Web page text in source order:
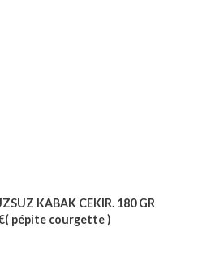
KABAK CEKIR. 180 GR
pépite courgette )